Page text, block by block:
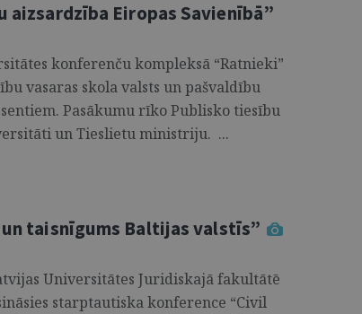
aizsardzība Eiropas Savienībā”
konferenču kompleksā “Ratnieki”
vasaras skola valsts un pašvaldību
Pasākumu rīko Publisko tiesību
un Tieslietu ministriju. ...
taisnīgums Baltijas valstīs”
Universitātes Juridiskajā fakultātē
starptautiska konference “Civil